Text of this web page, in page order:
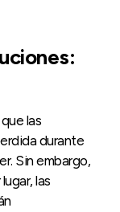
las
durante
Sin embargo,
las